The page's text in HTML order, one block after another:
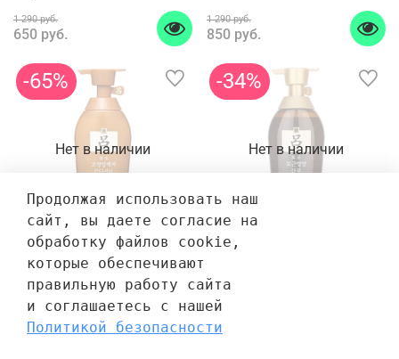
1 290 руб.
650 руб.
1 290 руб.
850 руб.
Нет в наличии
-65%
Кондиционер для волос
Ryo Deep Nutrition
Conditioner для глубокого
питания 500 мл
1 290 руб.
Нет в наличии
-34%
Шампунь Ryo Heugoonmo
объем Shampoo 500 мл
1 290 руб.
Продолжая использовать наш
сайт, вы даете согласие на
обработку файлов cookie,
которые обеспечивают
правильную работу сайта
и соглашаетесь с нашей
Политикой безопасности